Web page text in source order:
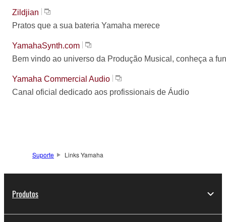
Zildjian
Pratos que a sua bateria Yamaha merece
YamahaSynth.com
Bem vindo ao universo da Produção Musical, conheça a
Yamaha Commercial Audio
Canal oficial dedicado aos profissionais de Áudio
Suporte Links Yamaha
Produtos